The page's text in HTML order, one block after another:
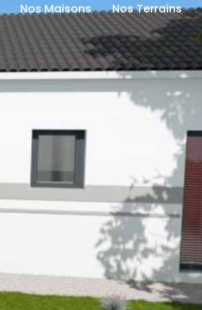
Nos Maisons Nos Terrains